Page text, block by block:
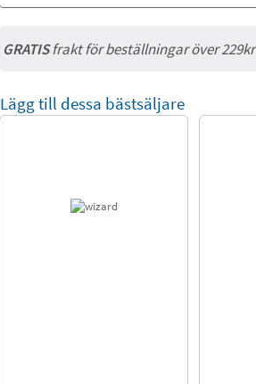
GRATISfrakt för beställningar över 229kr
Lägg till dessa bästsäljare